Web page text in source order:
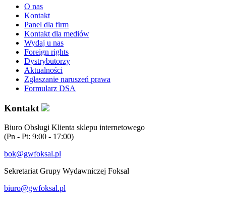
O nas
Kontakt
Panel dla firm
Kontakt dla mediów
Wydaj u nas
Foreign rights
Dystrybutorzy
Aktualności
Zgłaszanie naruszeń prawa
Formularz DSA
Kontakt
Biuro Obsługi Klienta sklepu internetowego
(Pn - Pt: 9:00 - 17:00)
bok@gwfoksal.pl
Sekretariat Grupy Wydawniczej Foksal
biuro@gwfoksal.pl